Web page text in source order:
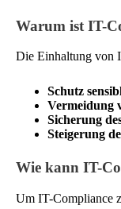
Warum ist IT-
Die Einhaltung von
Schutz
Vermeidung
Sicherung
Steigerung
Wie kann IT-
Um IT-Compliance